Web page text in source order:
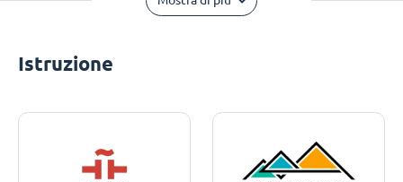
Istruzione